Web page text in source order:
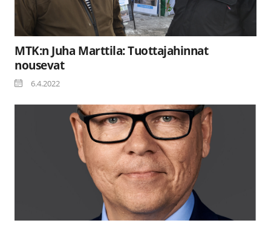
MTK:n Juha Marttila: Tuottajahinnat
nousevat
6.4.2022